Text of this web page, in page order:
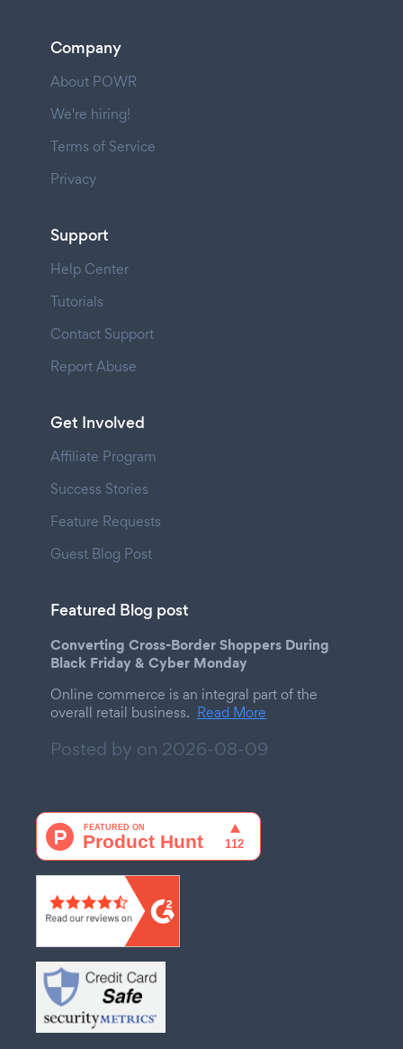
Company
About POWR
We're hiring!
Terms of Service
Privacy
Support
Help Center
Tutorials
Contact Support
Report Abuse
Get Involved
Affiliate Program
Success Stories
Feature Requests
Guest Blog Post
Featured Blog post
Converting Cross-Border Shoppers During
Black Friday & Cyber Monday
Online commerce is an integral part of the
overall retail business. Read More
Posted by on 2026-08-09